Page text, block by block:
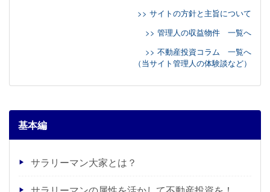
>> サイトの方針と主旨について
>> 管理人の収益物件 一覧へ
>> 不動産投資コラム 一覧へ
（当サイト管理人の体験談など）
基本編
サラリーマン大家とは？